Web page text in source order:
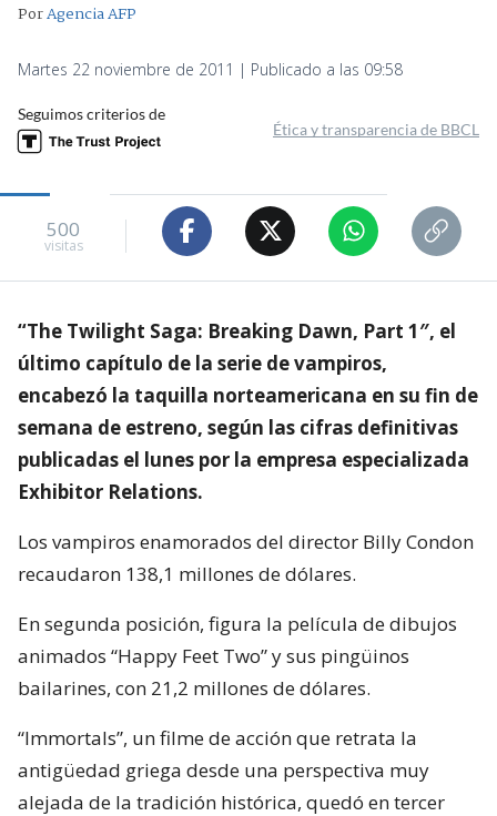
PorAgencia AFP
Martes 22 noviembre de 2011 | Publicado a las 09:58
Seguimos criterios de
Ética y transparencia de BBCL
500
visitas
“The Twilight Saga: Breaking Dawn, Part 1″, el
último capítulo de la serie de vampiros,
encabezó la taquilla norteamericana en su fin de
semana de estreno, según las cifras definitivas
publicadas el lunes por la empresa especializada
Exhibitor Relations.
Los vampiros enamorados del director Billy Condon
recaudaron 138,1 millones de dólares.
En segunda posición, figura la película de dibujos
animados “Happy Feet Two” y sus pingüinos
bailarines, con 21,2 millones de dólares.
“Immortals”, un filme de acción que retrata la
antigüedad griega desde una perspectiva muy
alejada de la tradición histórica, quedó en tercer